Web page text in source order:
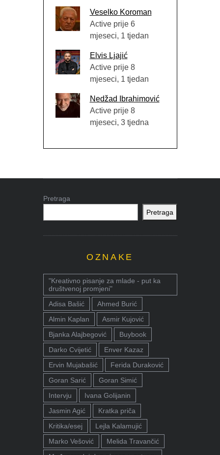
Veselko Koroman
Active prije 6
mjeseci, 1 tjedan
Elvis Ljajić
Active prije 8
mjeseci, 1 tjedan
Nedžad Ibrahimović
Active prije 8
mjeseci, 3 tjedna
Pretraga
Pretraga
OZNAKE
"Kreativno pisanje za mlade - put ka
društvenoj promjeni"
Adisa Bašić
Ahmed Burić
Almin Kaplan
Asmir Kujović
Bjanka Alajbegović
Buybook
Darko Cvijetić
Enver Kazaz
Ervin Mujabašić
Ferida Duraković
Goran Sarić
Goran Simić
Intervju
Ivana Golijanin
Jasmin Agić
Kratka priča
Kritika/esej
Lejla Kalamujić
Marko Vešović
Melida Travančić